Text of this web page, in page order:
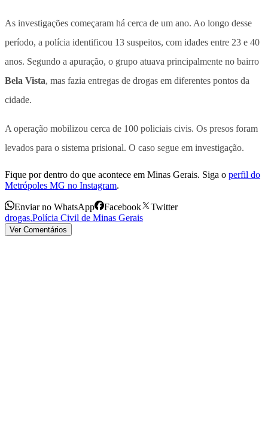
As investigações começaram há cerca de um ano. Ao longo desse
período, a polícia identificou 13 suspeitos, com idades entre 23 e 40
anos. Segundo a apuração, o grupo atuava principalmente no bairro
Bela Vista, mas fazia entregas de drogas em diferentes pontos da
cidade.
A operação mobilizou cerca de 100 policiais civis. Os presos foram
levados para o sistema prisional. O caso segue em investigação.
Fique por dentro do que acontece em Minas Gerais. Siga o perfil do
Metrópoles MG no Instagram.
Enviar no WhatsApp Facebook
Twitter
drogas,Polícia Civil de Minas Gerais
Ver Comentários